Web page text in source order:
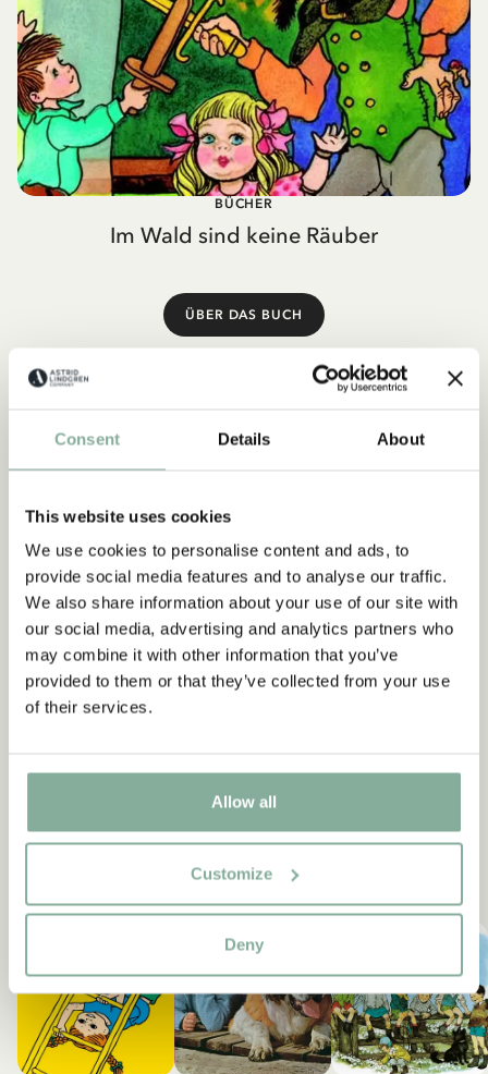
Consent Details About
This website uses cookies
We use cookies to personalise content and ads, to
provide social media features and to analyse our traffic.
We also share information about your use of our site with
our social media, advertising and analytics partners who
may combine it with other information that you’ve
provided to them or that they’ve collected from your use
of their services.
Allow all
Customize
Deny
BÜCHER
Im Wald sind keine Räuber
ÜBER DAS BUCH
BÜCHER
Nils Karlsson-Däumling
Andere Figuren